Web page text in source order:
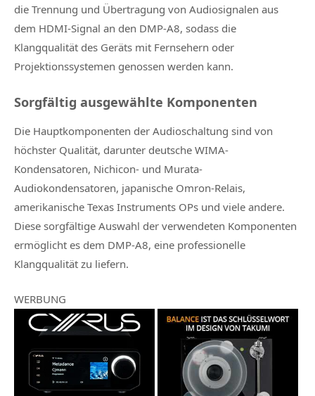
die Trennung und Übertragung von Audiosignalen aus
dem HDMI-Signal an den DMP-A8, sodass die
Klangqualität des Geräts mit Fernsehern oder
Projektionssystemen genossen werden kann.
Sorgfältig ausgewählte Komponenten
Die Hauptkomponenten der Audioschaltung sind von
höchster Qualität, darunter deutsche WIMA-
Kondensatoren, Nichicon- und Murata-
Audiokondensatoren, japanische Omron-Relais,
amerikanische Texas Instruments OPs und viele andere.
Diese sorgfältige Auswahl der verwendeten Komponenten
ermöglicht es dem DMP-A8, eine professionelle
Klangqualität zu liefern.
WERBUNG